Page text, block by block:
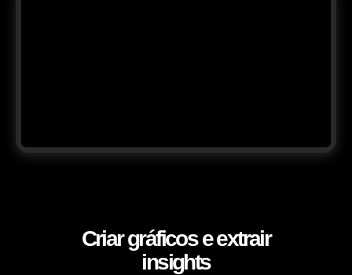
Criar gráficos e extrair
insights